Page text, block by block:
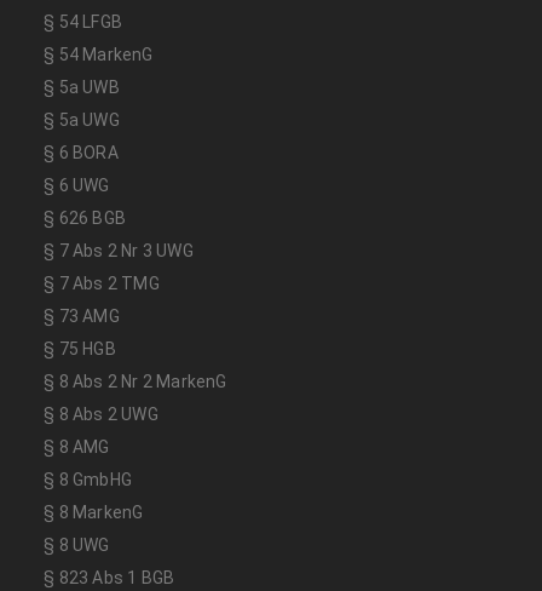
§ 54 LFGB
§ 54 MarkenG
§ 5a UWB
§ 5a UWG
§ 6 BORA
§ 6 UWG
§ 626 BGB
§ 7 Abs 2 Nr 3 UWG
§ 7 Abs 2 TMG
§ 73 AMG
§ 75 HGB
§ 8 Abs 2 Nr 2 MarkenG
§ 8 Abs 2 UWG
§ 8 AMG
§ 8 GmbHG
§ 8 MarkenG
§ 8 UWG
§ 823 Abs 1 BGB